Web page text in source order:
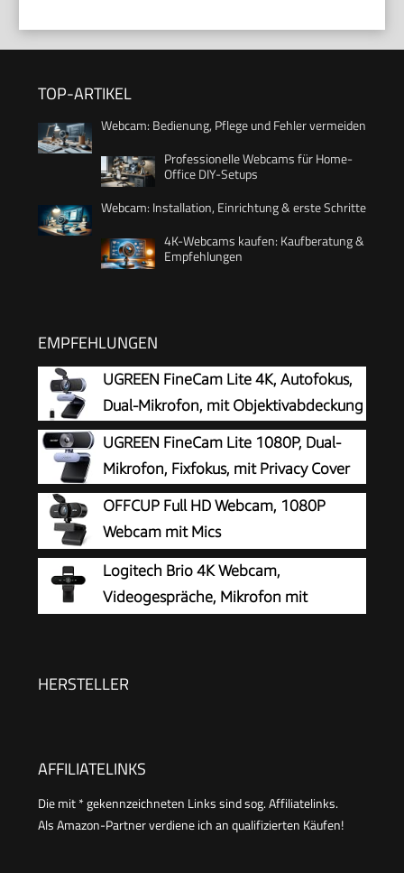
TOP-ARTIKEL
Webcam: Bedienung, Pflege und Fehler vermeiden
Professionelle Webcams für Home-
Office DIY-Setups
Webcam: Installation, Einrichtung & erste Schritte
4K-Webcams kaufen: Kaufberatung &
Empfehlungen
EMPFEHLUNGEN
UGREEN FineCam Lite 4K, Autofokus,
Dual-Mikrofon, mit Objektivabdeckung
UGREEN FineCam Lite 1080P, Dual-
Mikrofon, Fixfokus, mit Privacy Cover
OFFCUP Full HD Webcam, 1080P
Webcam mit Mics
Geräuschunterdrückung, USB Webcam
Autofokus Streaming Kamera für PC Laptop für
Live-Streaming Videoanruf Konferenz Online-
Logitech Brio 4K Webcam,
Videogespräche, Mikrofon mit
HERSTELLER
AFFILIATELINKS
Die mit * gekennzeichneten Links sind sog. Affiliatelinks.
Als Amazon-Partner verdiene ich an qualifizierten Käufen!